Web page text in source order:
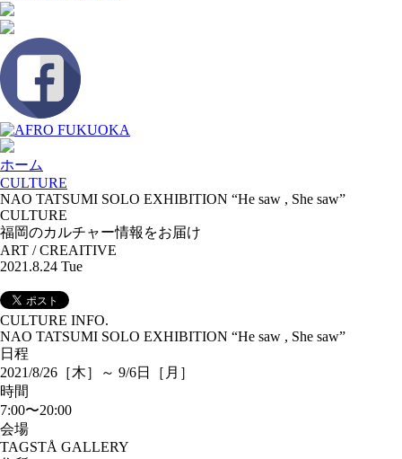
ホーム
CULTURE
NAO TATSUMI SOLO EXHIBITION “He saw , She saw”
CULTURE
福岡のカルチャー情報をお届け
ART / CREAITIVE
2021.8.24 Tue
CULTURE INFO.
NAO TATSUMI SOLO EXHIBITION “He saw , She saw”
日程
2021/8/26［木］～ 9/6日［月］
時間
7:00〜20:00
会場
TAGSTÅ GALLERY